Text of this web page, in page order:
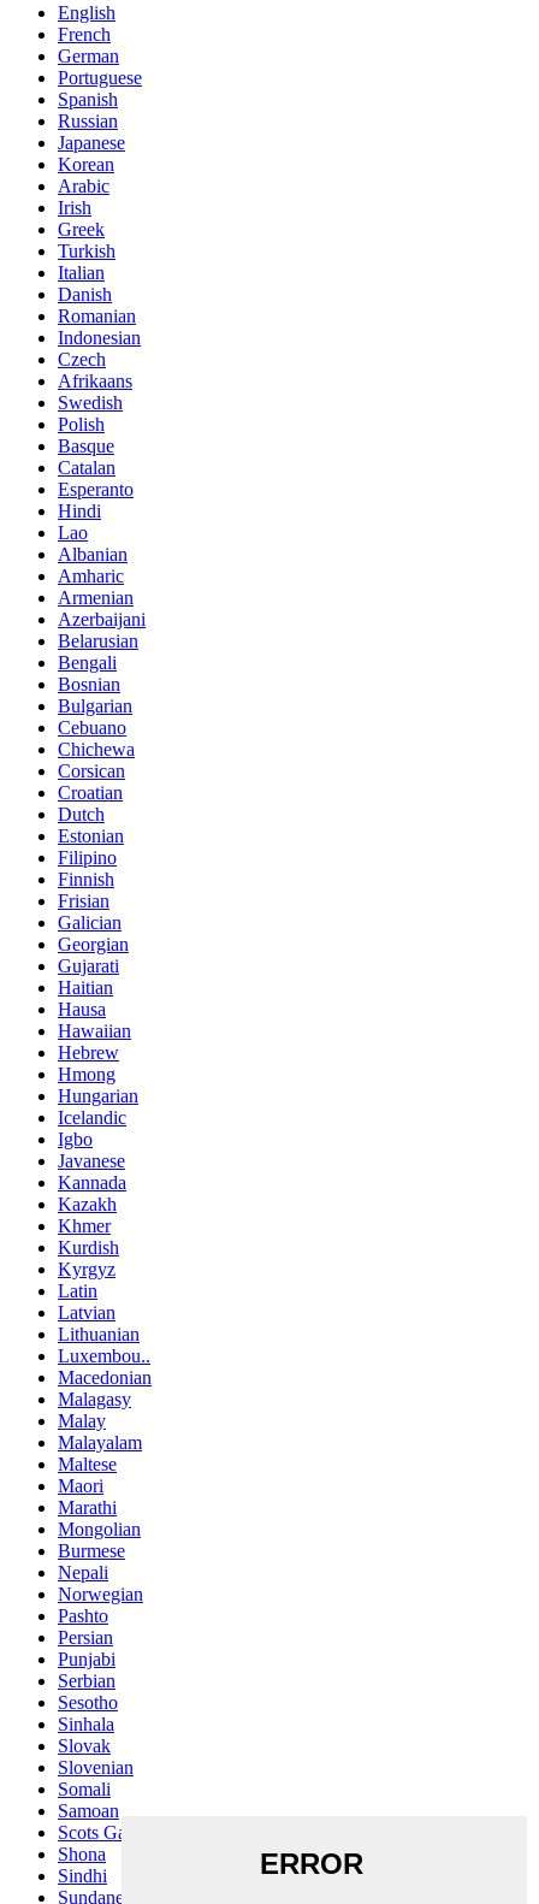
English
French
German
Portuguese
Spanish
Russian
Japanese
Korean
Arabic
Irish
Greek
Turkish
Italian
Danish
Romanian
Indonesian
Czech
Afrikaans
Swedish
Polish
Basque
Catalan
Esperanto
Hindi
Lao
Albanian
Amharic
Armenian
Azerbaijani
Belarusian
Bengali
Bosnian
Bulgarian
Cebuano
Chichewa
Corsican
Croatian
Dutch
Estonian
Filipino
Finnish
Frisian
Galician
Georgian
Gujarati
Haitian
Hausa
Hawaiian
Hebrew
Hmong
Hungarian
Icelandic
Igbo
Javanese
Kannada
Kazakh
Khmer
Kurdish
Kyrgyz
Latin
Latvian
Lithuanian
Luxembou..
Macedonian
Malagasy
Malay
Malayalam
Maltese
Maori
Marathi
Mongolian
Burmese
Nepali
Norwegian
Pashto
Persian
Punjabi
Serbian
Sesotho
Sinhala
Slovak
Slovenian
Somali
Samoan
Scots Gaelic
Shona
Sindhi
Sundanese